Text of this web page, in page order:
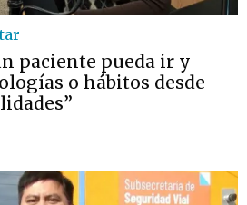
paciente pueda ir y
o hábitos desde